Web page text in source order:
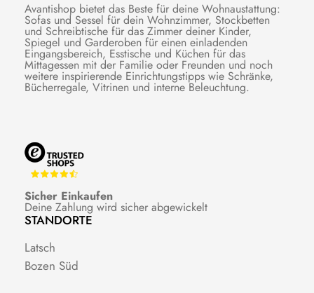
Avantishop bietet das Beste für deine Wohnaustattung:
Sofas und Sessel für dein Wohnzimmer, Stockbetten
und Schreibtische für das Zimmer deiner Kinder,
Spiegel und Garderoben für einen einladenden
Eingangsbereich, Esstische und Küchen für das
Mittagessen mit der Familie oder Freunden und noch
weitere inspirierende Einrichtungstipps wie Schränke,
Bücherregale, Vitrinen und interne Beleuchtung.
Sicher Einkaufen
Deine Zahlung wird sicher abgewickelt
STANDORTE
Latsch
Bozen Süd